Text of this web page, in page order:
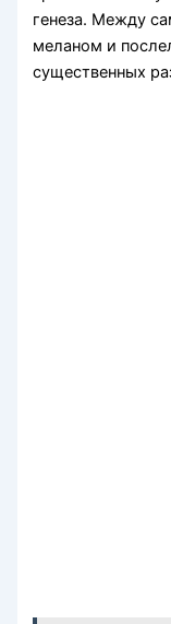
генеза. Между
меланом и
существенных